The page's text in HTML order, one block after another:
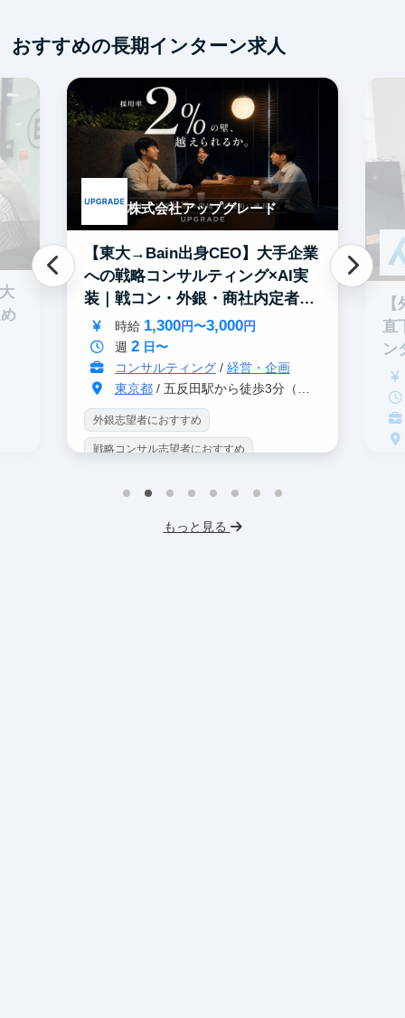
おすすめの長期インターン求人
株式会社アップグレード
【東大→Bain出身CEO】大手企業
への戦略コンサルティング×AI実
装｜戦コン・外銀・商社内定者多
数
時給 1,300円〜3,000円
週 2日〜
コンサルティング/ 経営・企画
東京都/ 五反田駅から徒歩3分（大崎駅から徒歩8分）
外銀志望者におすすめ
戦略コンサル志望者におすすめ
データサイエンス
直
ン
もっと見る